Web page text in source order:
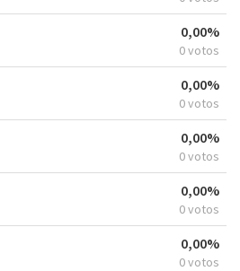
0,00%
0 votos
0,00%
0 votos
0,00%
0 votos
0,00%
0 votos
0,00%
0 votos